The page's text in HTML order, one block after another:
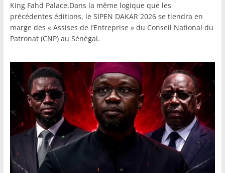
King Fahd Palace.Dans la même logique que les
précédentes éditions, le SIPEN DAKAR 2026 se tiendra en
marge des « Assises de l’Entreprise » du Conseil National du
Patronat (CNP) au Sénégal.